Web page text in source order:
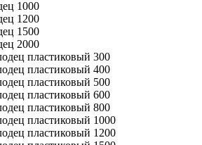
1000
1200
1500
2000
пластиковый 300
пластиковый 400
пластиковый 500
пластиковый 600
пластиковый 800
пластиковый 1000
пластиковый 1200